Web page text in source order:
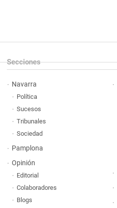
Secciones
Navarra
Política
Sucesos
Tribunales
Sociedad
Pamplona
Opinión
Editorial
Colaboradores
Blogs